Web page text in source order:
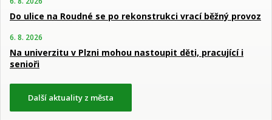
Do ulice na Roudné se po rekonstrukci vrací běžný provoz
6. 8. 2026
Na univerzitu v Plzni mohou nastoupit děti, pracující i
senioři
Další aktuality z města